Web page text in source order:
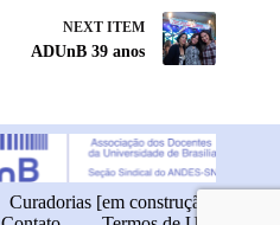
NEXT ITEM
ADUnB 39 anos
Curadorias [em construção]